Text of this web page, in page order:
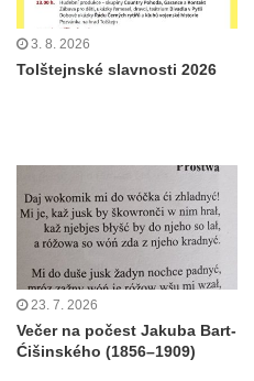
3. 8. 2026
Tolštejnské slavnosti 2026
23. 7. 2026
Večer na počest Jakuba Bart-
Ćišinského (1856–1909)